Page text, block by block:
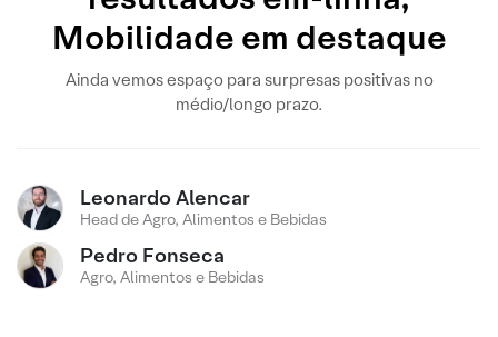
Mobilidade em destaque
Ainda vemos espaço para surpresas positivas no
médio/longo prazo.
Leonardo Alencar
Head de Agro, Alimentos e Bebidas
Pedro Fonseca
Agro, Alimentos e Bebidas